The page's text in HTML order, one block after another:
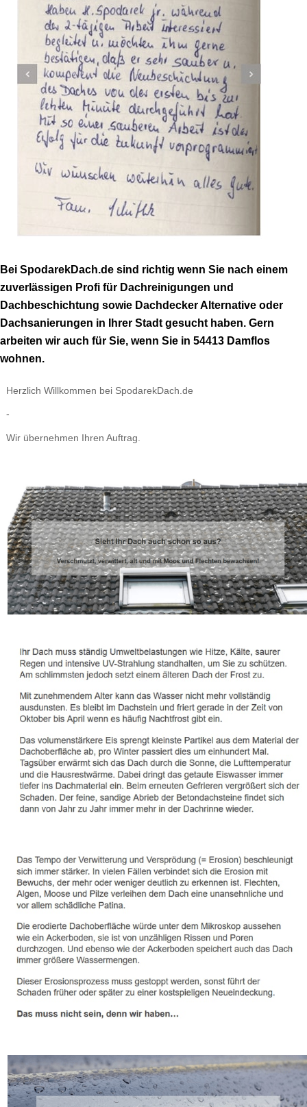
Bei SpodarekDach.de sind richtig wenn Sie nach einem
zuverlässigen Profi für Dachreinigungen und
Dachbeschichtung sowie Dachdecker Alternative oder
Dachsanierungen in Ihrer Stadt gesucht haben. Gern
arbeiten wir auch für Sie, wenn Sie in 54413 Damflos
wohnen.
Herzlich Willkommen bei SpodarekDach.de
-
Wir übernehmen Ihren Auftrag.